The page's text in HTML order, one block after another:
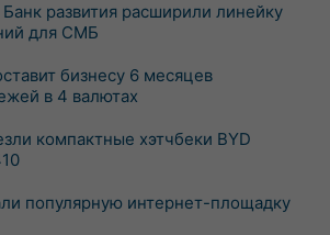
развития расширили линейку
для СМБ
бизнесу 6 месяцев
в 4 валютах
компактные хэтчбеки BYD
популярную интернет-площадку